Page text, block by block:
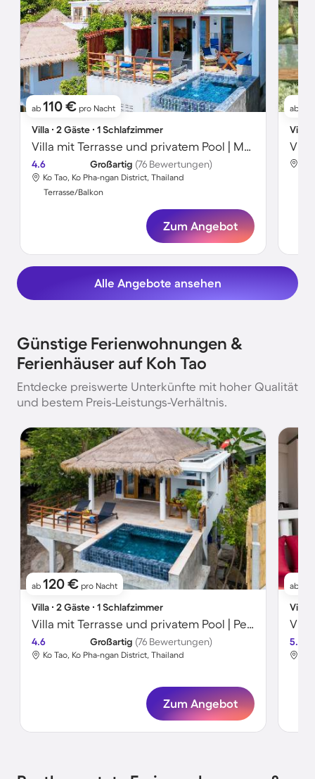
ab 110 € pro Nacht
Villa ∙ 2 Gäste ∙ 1 Schlafzimmer
Villa mit Terrasse und privatem Pool | Meerblick | Ideal für Homeoffice
4.6 Großartig (76 Bewertungen)
Ko Tao, Ko Pha-ngan District, Thailand
Terrasse/Balkon
Zum Angebot
ab
Villa
Alle Angebote ansehen
Günstige Ferienwohnungen &
Ferienhäuser auf Koh Tao
Entdecke preiswerte Unterkünfte mit hoher Qualität
und bestem Preis-Leistungs-Verhältnis.
ab 120 € pro Nacht
Villa ∙ 2 Gäste ∙ 1 Schlafzimmer
Villa mit Terrasse und privatem Pool | Perfekt für die Arbeit von Zuhause
4.6 Großartig (76 Bewertungen)
Ko Tao, Ko Pha-ngan District, Thailand
Zum Angebot
ab
Villa
5.0